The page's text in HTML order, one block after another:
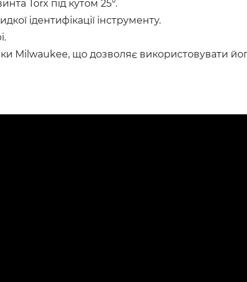
Torx під кутом 25°.
ідентифікації інструменту.
Milwaukee, що дозволяє використовувати